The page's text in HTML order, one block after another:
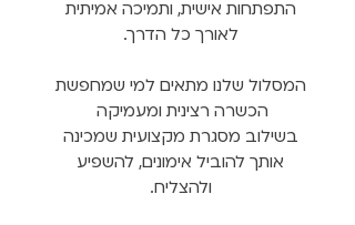
התפתחות אישית, ותמיכה אמיתית
לאורך כל הדרך.
המסלול שלנו מתאים למי שמחפשת
הכשרה רצינית ומעמיקה
בשילוב מסגרת מקצועית שמכינה
אותך להוביל אימונים, להשפיע
ולהצליח.